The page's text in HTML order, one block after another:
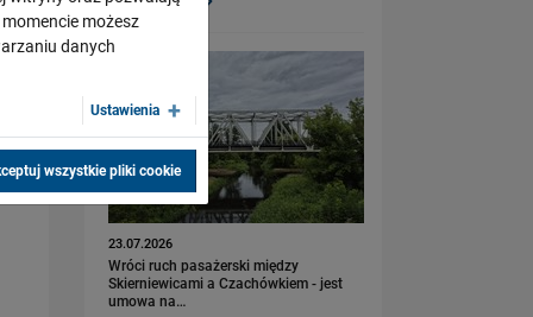
23.07.2026
Wróci ruch pasażerski między
Skierniewicami a Czachówkiem - jest
umowa na…
możesz
danych
Ustawienia
wszystkie pliki cookie